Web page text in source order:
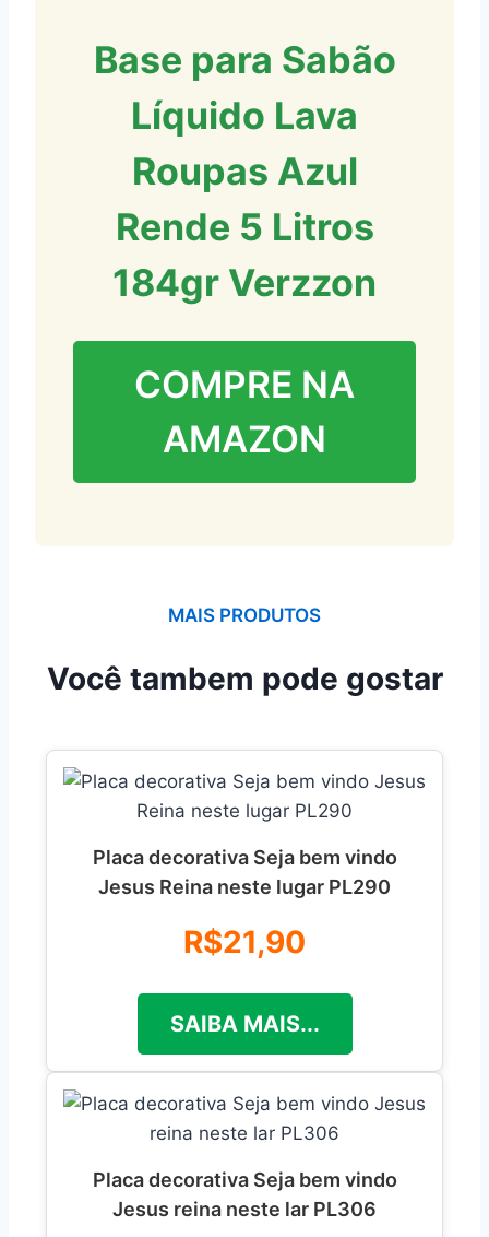
Base para Sabão
Líquido Lava
Roupas Azul
Rende 5 Litros
184gr Verzzon
COMPRE NA
AMAZON
MAIS PRODUTOS
Você tambem pode gostar
Placa decorativa Seja bem vindo
Jesus Reina neste lugar PL290
R$21,90
SAIBA MAIS...
Placa decorativa Seja bem vindo
Jesus reina neste lar PL306